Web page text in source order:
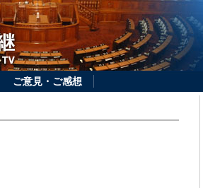
ご意見・ご感想